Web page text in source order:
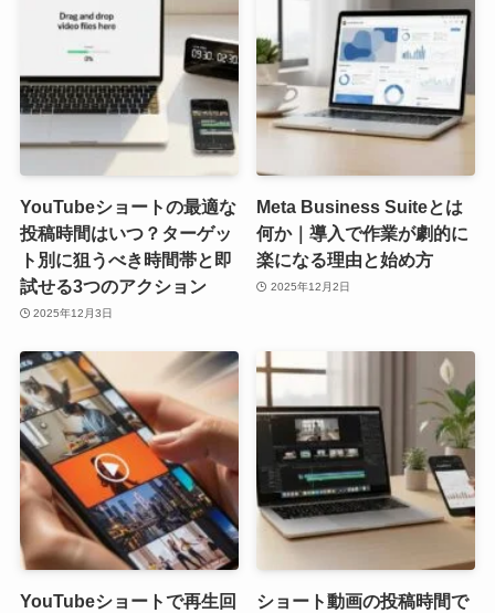
YouTubeショートの最適な
投稿時間はいつ？ターゲッ
ト別に狙うべき時間帯と即
試せる3つのアクション
2025年12月3日
Meta Business Suiteとは
何か｜導入で作業が劇的に
楽になる理由と始め方
2025年12月2日
YouTubeショートで再生回
ショート動画の投稿時間で